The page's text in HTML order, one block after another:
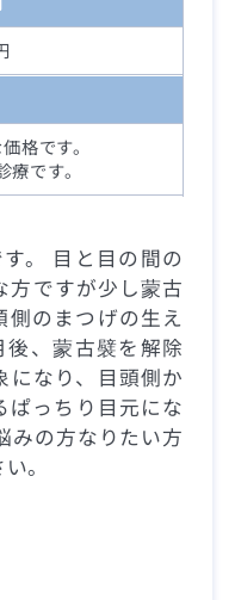
格です。
です。
。 目と目の間の
方ですが少し蒙古
のまつげの生え
、蒙古襞を解除
になり、目頭側か
ぱっちり目元にな
みの方なりたい方
。